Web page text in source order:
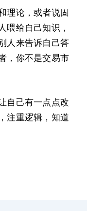
理论，或者说固
喂给自己知识，
人来告诉自己答
，你不是交易市
自己有一点点改
注重逻辑， 知道